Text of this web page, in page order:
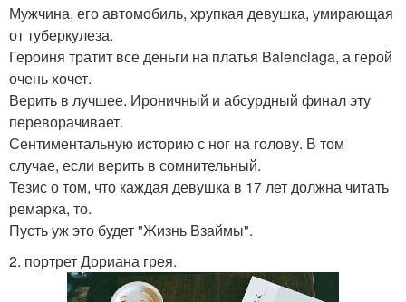
Мужчина, его автомобиль, хрупкая девушка, умирающая
от туберкулеза.
Героиня тратит все деньги на платья Balenciaga, а герой
очень хочет.
Верить в лучшее. Ироничный и абсурдный финал эту
переворачивает.
Сентиментальную историю с ног на голову. В том
случае, если верить в сомнительный.
Тезис о том, что каждая девушка в 17 лет должна читать
ремарка, то.
Пусть уж это будет "Жизнь Взаймы".
2. портрет Дориана грея.